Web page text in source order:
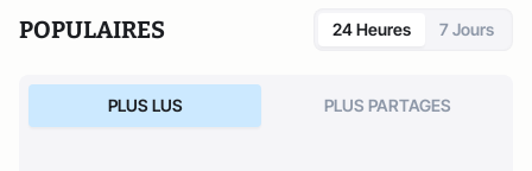
POPULAIRES 24 Heures 7 Jours
PLUS LUS PLUS PARTAGES